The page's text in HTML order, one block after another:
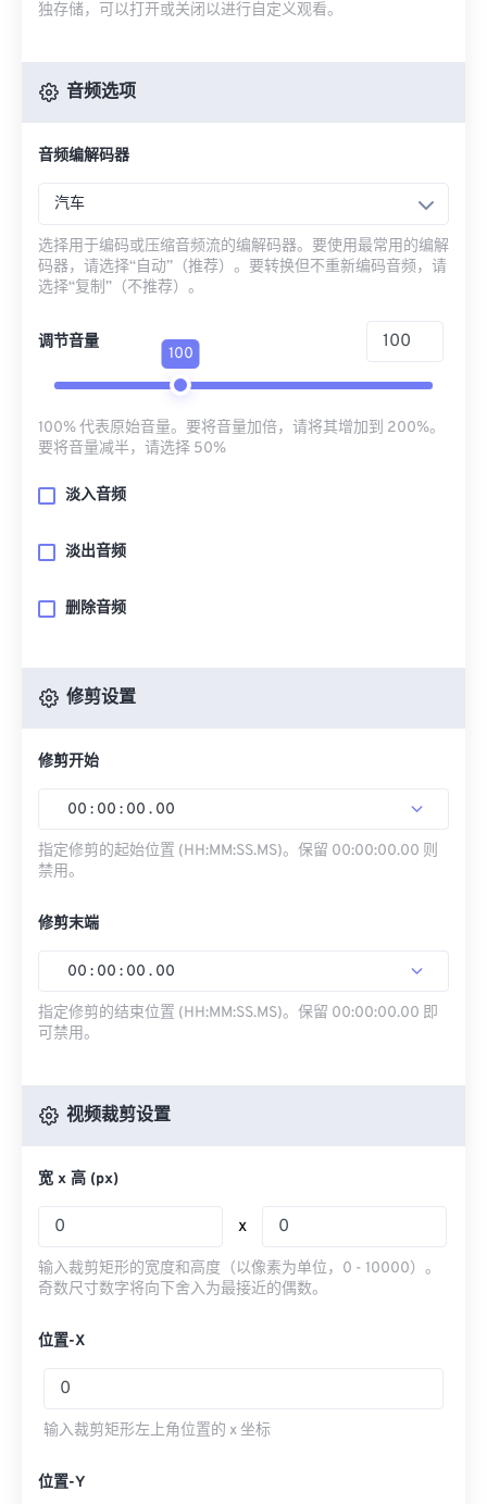
独存储，可以打开或关闭以进行自定义观看。
音频选项
音频编解码器
汽车
选择用于编码或压缩音频流的编解码器。要使用最常用的编解
码器，请选择“自动”（推荐）。要转换但不重新编码音频，请
选择“复制”（不推荐）。
调节音量
100
100% 代表原始音量。要将音量加倍，请将其增加到 200%。
要将音量减半，请选择 50%
淡入音频
淡出音频
删除音频
修剪设置
修剪开始
00 : 00 : 00 . 00
指定修剪的起始位置 (HH:MM:SS.MS)。保留 00:00:00.00 则
禁用。
修剪末端
00 : 00 : 00 . 00
指定修剪的结束位置 (HH:MM:SS.MS)。保留 00:00:00.00 即
可禁用。
视频裁剪设置
宽 x 高 (px)
x
输入裁剪矩形的宽度和高度（以像素为单位，0 - 10000）。
奇数尺寸数字将向下舍入为最接近的偶数。
位置-X
输入裁剪矩形左上角位置的 x 坐标
位置-Y